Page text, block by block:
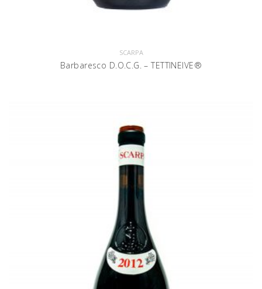
SCARPA
Barbaresco D.O.C.G. – TETTINEIVE®